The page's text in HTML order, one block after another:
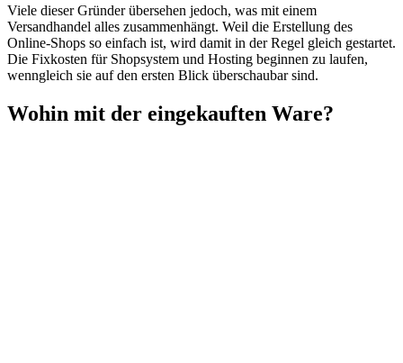
Viele dieser Gründer übersehen jedoch, was mit einem
Versandhandel alles zusammenhängt. Weil die Erstellung des
Online-Shops so einfach ist, wird damit in der Regel gleich gestartet.
Die Fixkosten für Shopsystem und Hosting beginnen zu laufen,
wenngleich sie auf den ersten Blick überschaubar sind.
Wohin mit der eingekauften Ware?